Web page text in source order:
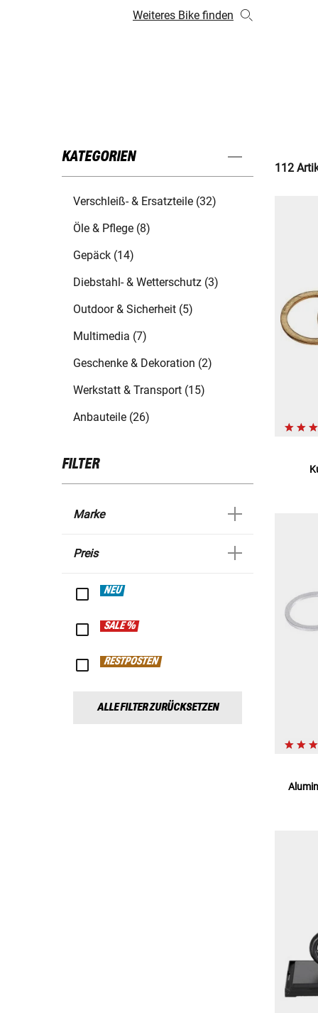
Weiteres Bike finden
KATEGORIEN
Verschleiß- & Ersatzteile (32)
Öle & Pflege (8)
Gepäck (14)
Diebstahl- & Wetterschutz (3)
Outdoor & Sicherheit (5)
Multimedia (7)
Geschenke & Dekoration (2)
Werkstatt & Transport (15)
Anbauteile (26)
FILTER
Marke
Preis
NEU
SALE %
RESTPOSTEN
ALLE FILTER ZURÜCKSETZEN
112